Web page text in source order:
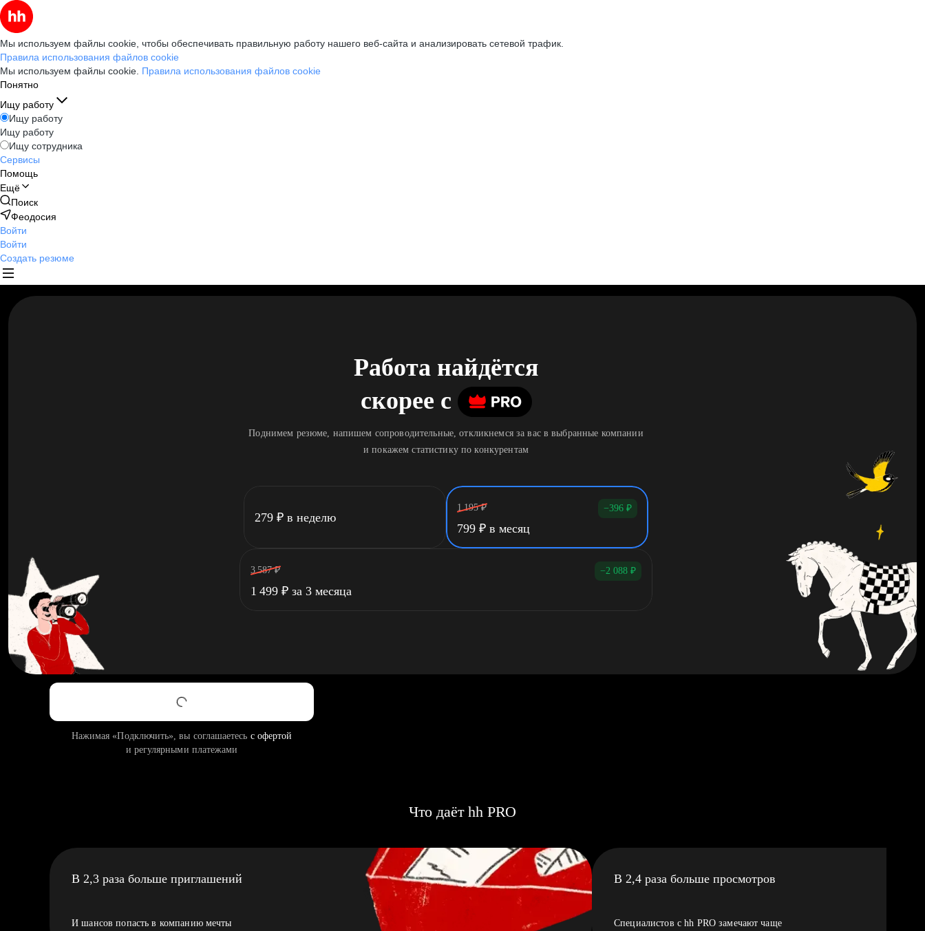
Мы используем файлы cookie, чтобы обеспечивать правильную работу нашего веб-сайта и анализировать сетевой трафик.
Правила использования файлов cookie
Мы используем файлы cookie. Правила использования файлов cookie
Понятно
Ищу работу
Ищу работу
Ищу работу
Ищу сотрудника
Сервисы
Помощь
Ещё
Поиск
Феодосия
Войти
Войти
Создать резюме
Работа найдётся
скорее c
Поднимем резюме, напишем сопроводительные, откликнемся за вас в выбранные компании
и покажем статистику по конкурентам
279 ₽ в неделю
1 195 ₽ −396 ₽
799 ₽ в месяц
3 587 ₽ −2 088 ₽
1 499 ₽ за 3 месяца
Нажимая «Подключить», вы соглашаетесь с офертой
и регулярными платежами
Что даёт hh PRO
В 2,3 раза больше приглашений
И шансов попасть в компанию мечты
В 2,4 раза больше просмотров
Специалистов с hh PRO замечают чаще